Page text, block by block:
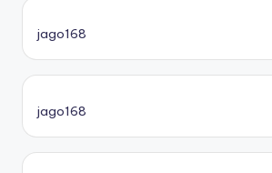
jago168
jago168